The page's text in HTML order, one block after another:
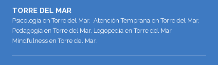
TORRE DEL MAR
Psicología en Torre del Mar, Atención Temprana en Torre del Mar,
Pedagogía en Torre del Mar, Logopedia en Torre del Mar,
Mindfulness en Torre del Mar.